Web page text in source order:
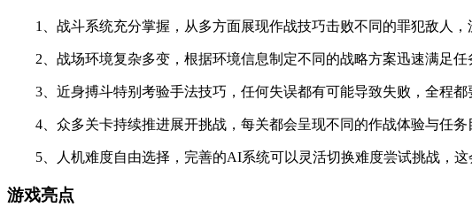
1、战斗系统充分掌握，从多方面展现作战技巧击败不同的罪犯敌人，
2、战场环境复杂多变，根据环境信息制定不同的战略方案迅速满足任
3、近身搏斗特别考验手法技巧，任何失误都有可能导致失败，全程都
4、众多关卡持续推进展开挑战，每关都会呈现不同的作战体验与任务
5、人机难度自由选择，完善的AI系统可以灵活切换难度尝试挑战，这
游戏亮点